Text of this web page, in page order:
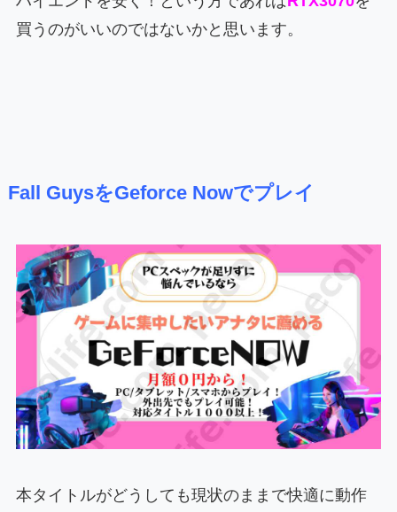
買うのがいいのではないかと思います。
Fall GuysをGeforce Nowでプレイ
本タイトルがどうしても現状のままで快適に動作